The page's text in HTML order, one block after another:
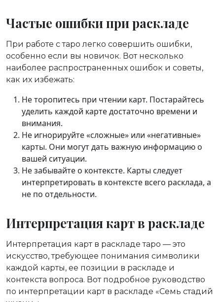
Частые ошибки при раскладе
При работе с таро легко совершить ошибки,
особенно если вы новичок. Вот несколько
наиболее распространенных ошибок и советы,
как их избежать:
Не торопитесь при чтении карт. Постарайтесь
уделить каждой карте достаточно времени и
внимания.
Не игнорируйте «сложные» или «негативные»
карты. Они могут дать важную информацию о
вашей ситуации.
Не забывайте о контексте. Карты следует
интерпретировать в контексте всего расклада, а
не по отдельности.
Интерпретация карт в раскладе
Интерпретация карт в раскладе таро — это
искусство, требующее понимания символики
каждой карты, ее позиции в раскладе и
контекста вопроса. Вот подробное руководство
по интерпретации карт в раскладе «Семь стадий